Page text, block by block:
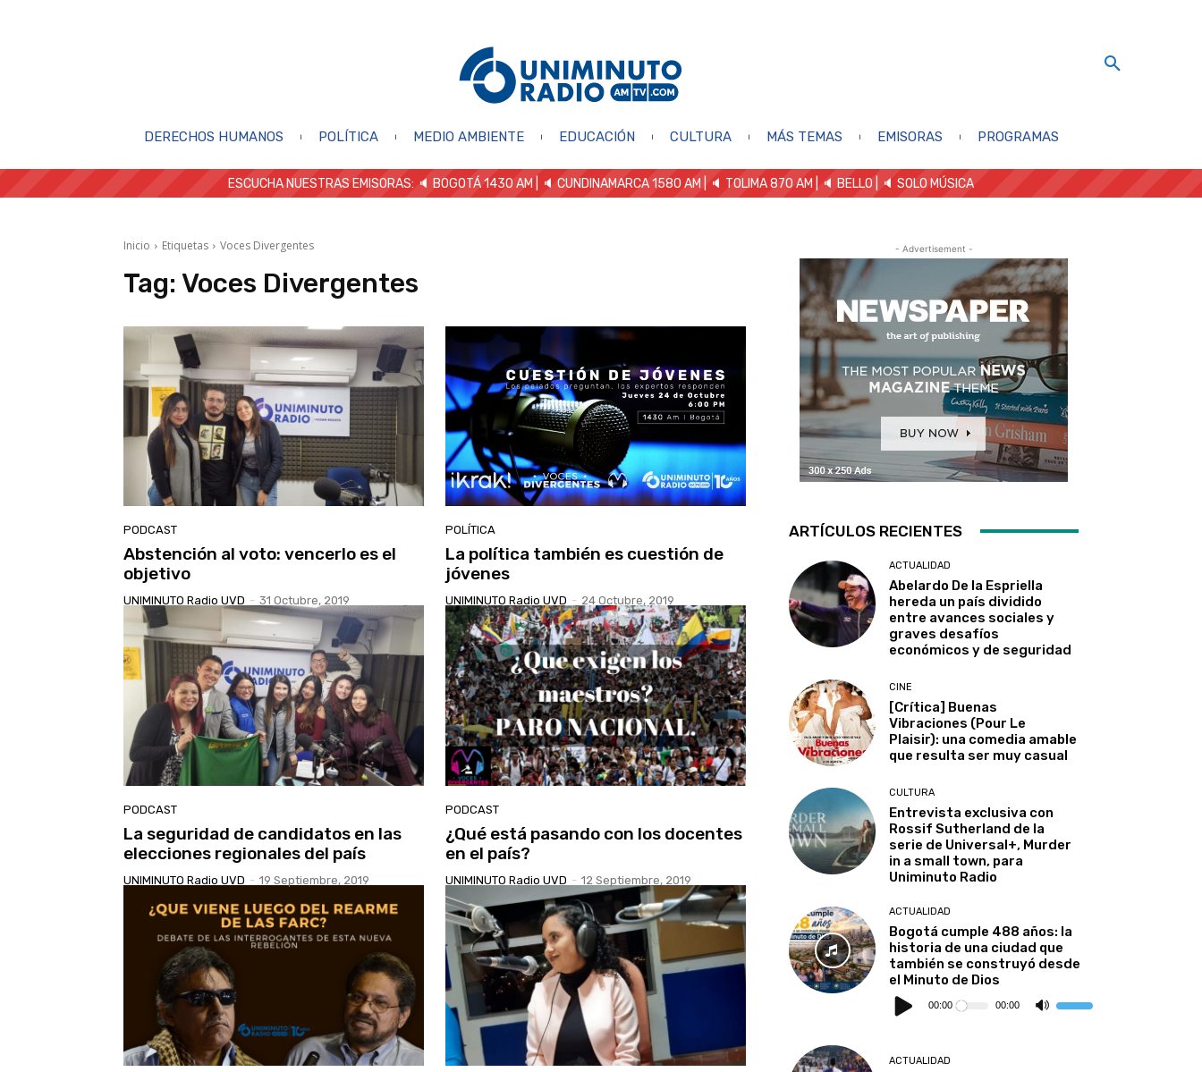
DERECHOS HUMANOS POLÍTICA MEDIO AMBIENTE EDUCACIÓN CULTURA MÁS TEMAS EMISORAS PROGRAMAS
ESCUCHA NUESTRAS EMISORAS: 🔈 BOGOTÁ 1430 AM | 🔈 CUNDINAMARCA 1580 AM | 🔈 TOLIMA 870 AM | 🔈 BELLO 🔈 SOLO MÚSICA
Inicio Etiquetas Voces Divergentes
Tag: Voces Divergentes
PODCAST
Abstención al voto: vencerlo es el
objetivo
UNIMINUTO Radio UVD - 31 Octubre, 2019
POLÍTICA
La política también es cuestión de
jóvenes
UNIMINUTO Radio UVD - 24 Octubre, 2019
PODCAST
La seguridad de candidatos en las
elecciones regionales del país
UNIMINUTO Radio UVD - 19 Septiembre, 2019
PODCAST
¿Qué está pasando con los docentes
en el país?
UNIMINUTO Radio UVD - 12 Septiembre, 2019
- Advertisement -
ARTÍCULOS RECIENTES
ACTUALIDAD
Abelardo De la Espriella
hereda un país dividido
entre avances sociales y
graves desafíos
económicos y de seguridad
CINE
[Crítica] Buenas
Vibraciones (Pour Le
Plaisir): una comedia amable
que resulta ser muy casual
CULTURA
Entrevista exclusiva con
Rossif Sutherland de la
serie de Universal+, Murder
in a small town, para
Uniminuto Radio
ACTUALIDAD
Bogotá cumple 488 años: la
historia de una ciudad que
también se construyó desde
el Minuto de Dios
Reproductor
de
audio
00:00 00:00
Utiliza
ACTUALIDAD